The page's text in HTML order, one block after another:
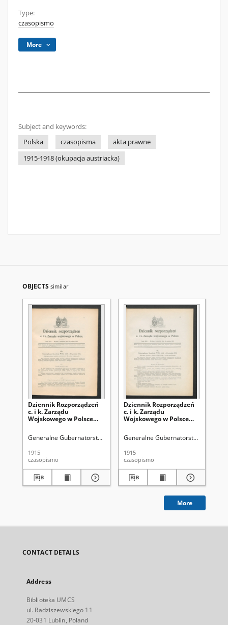
Type:
czasopismo
More
Subject and keywords:
Polska
czasopisma
akta prawne
1915-1918 (okupacja austriacka)
OBJECTS similar
Dziennik Rozporządzeń
c. i k. Zarządu
Wojskowego w Polsce
Generalne Gubernatorstwo (1915-1918 ; terytorium pod okupacją
1915
czasopismo
Dziennik Rozporządzeń
c. i k. Zarządu
Wojskowego w Polsce
Generalne Gubernatorstwo (1915-
1915
czasopismo
More
CONTACT DETAILS
Address
Biblioteka UMCS
ul. Radziszewskiego 11
20-031 Lublin, Poland